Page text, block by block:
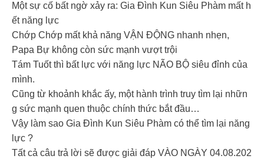
Một sự cố bất ngờ xảy ra: Gia Đình Kun Siêu Phàm mất h
ết năng lực
Chớp Chớp mất khả năng VẬN ĐỘNG nhanh nhẹn,
Papa Bự không còn sức mạnh vượt trội
Tám Tuốt thì bất lực với năng lực NÃO BỘ siêu đỉnh của
mình.
Cũng từ khoảnh khắc ấy, một hành trình truy tìm lại nhữn
g sức mạnh quen thuộc chính thức bắt đầu…
Vậy làm sao Gia Đình Kun Siêu Phàm có thể tìm lại năng
lực ?
Tất cả câu trả lời sẽ được giải đáp VÀO NGÀY 04.08.202